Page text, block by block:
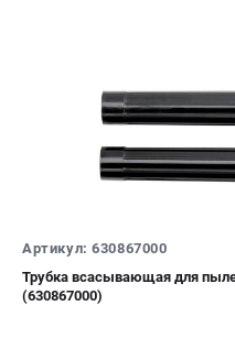
Артикул: 630867000
Трубка всасывающая для
(630867000)